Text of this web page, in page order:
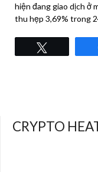
hiện đang giao dịch ở
thu hẹp 3,69% trong
CRYPTO